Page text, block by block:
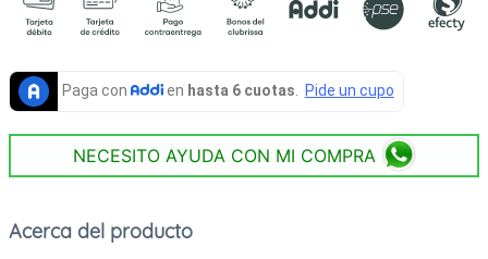
NECESITO AYUDA CON MI COMPRA
Acerca del producto